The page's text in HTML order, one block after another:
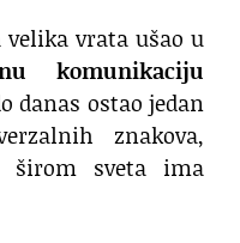
vrata ušao u
komunikaciju
danas ostao jedan
znakova,
sveta ima